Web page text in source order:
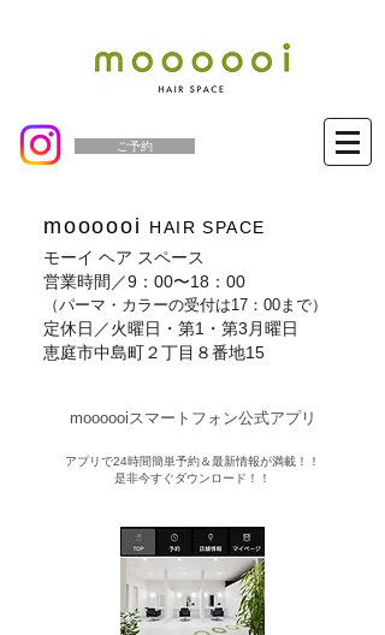
ご予約
moooooi
HAIR SPACE
モーイ ヘア スペース
営業時間／9：00〜18：00
（パーマ・カラーの受付は17：00まで）
定休日／火曜日・第1・第3月曜日
恵庭市中島町２丁目８番地15
moooooiスマートフォン公式アプリ​
​アプリで24時間簡単予約＆最新情報が満載！！
是非今すぐダウンロード！！